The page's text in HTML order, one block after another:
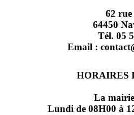
62
64450
Tél. 05
Email :
HORAIRES
La
Lundi de 08H00 à